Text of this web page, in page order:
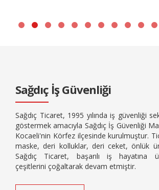
Sağdıç İş Güvenliği
Sağdıç Ticaret, 1995 yılında iş güvenliği
göstermek amacıyla Sağdıç İş Güvenliği
Kocaeli'nin Körfez ilçesinde kurulmuştur.
maske, deri kolluklar, deri ceket, önlük
Sağdıç Ticaret, başarılı iş hayatına
çeşitlerini çoğaltarak devam etmiştir.